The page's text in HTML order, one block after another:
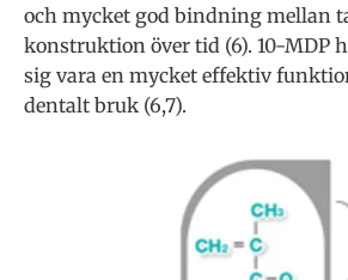
och mycket god bindning mellan
konstruktion över tid (6). 10-MDP
sig vara en mycket effektiv
dentalt bruk (6,7).